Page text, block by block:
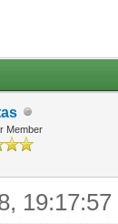
Member
19:17:57